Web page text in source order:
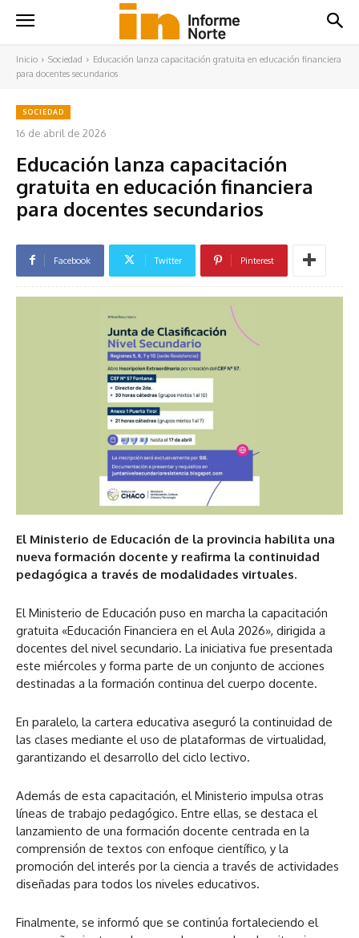
Inicio Sociedad
Educación lanza capacitación gratuita en educación financiera
para docentes secundarios
SOCIEDAD
16 de abril de 2026
Educación lanza capacitación
gratuita en educación financiera
para docentes secundarios
Facebook Twitter Pinterest
El Ministerio de Educación de la provincia habilita una
nueva formación docente y reafirma la continuidad
pedagógica a través de modalidades virtuales.
El Ministerio de Educación puso en marcha la capacitación
gratuita «Educación Financiera en el Aula 2026», dirigida a
docentes del nivel secundario. La iniciativa fue presentada
este miércoles y forma parte de un conjunto de acciones
destinadas a la formación continua del cuerpo docente.
En paralelo, la cartera educativa aseguró la continuidad de
las clases mediante el uso de plataformas de virtualidad,
garantizando el desarrollo del ciclo lectivo.
Además de esta capacitación, el Ministerio impulsa otras
líneas de trabajo pedagógico. Entre ellas, se destaca el
lanzamiento de una formación docente centrada en la
comprensión de textos con enfoque científico, y la
promoción del interés por la ciencia a través de actividades
diseñadas para todos los niveles educativos.
Finalmente, se informó que se continúa fortaleciendo el